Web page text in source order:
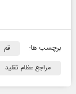
برچسب ها: قم
مراجع عظام تقلید